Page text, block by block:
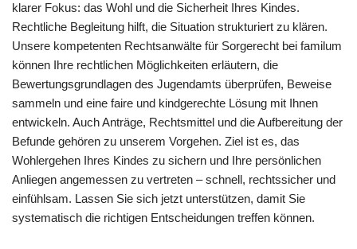
klarer Fokus: das Wohl und die Sicherheit Ihres Kindes.
Rechtliche Begleitung hilft, die Situation strukturiert zu klären.
Unsere kompetenten Rechtsanwälte für Sorgerecht bei familum
können Ihre rechtlichen Möglichkeiten erläutern, die
Bewertungsgrundlagen des Jugendamts überprüfen, Beweise
sammeln und eine faire und kindgerechte Lösung mit Ihnen
entwickeln. Auch Anträge, Rechtsmittel und die Aufbereitung der
Befunde gehören zu unserem Vorgehen. Ziel ist es, das
Wohlergehen Ihres Kindes zu sichern und Ihre persönlichen
Anliegen angemessen zu vertreten – schnell, rechtssicher und
einfühlsam. Lassen Sie sich jetzt unterstützen, damit Sie
systematisch die richtigen Entscheidungen treffen können.